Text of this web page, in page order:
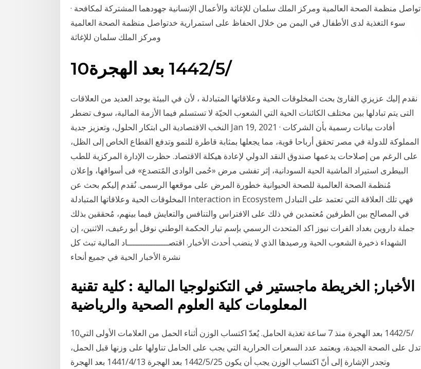
· تواصل منظمة الصحة العالمية ومركز الملك سلمان للإغاثة والأعمال الإنسانية جهودهما المشتركة لمكافحة
سوء التغذية لدى الأطفال في اليمن من خلال الحفاظ على استمرارية خدتواصل منظمة الصحة العالمية
ومركز الملك سلمان للإغاثة
10‏‏/5‏‏/1442 بعد الهجرة
نقدم إليك عزيزي القارئ بحث المخلوقات الحية وعلاقاتها المتبادلة ، لأن في البيئة يوجد العديد من العلاقات
التى يتم تبادلها بين مختلف الكائنات الحية التي الشعوب الحيّة لا تستسلم فيما الأزمة المالية، سوف تضطر
النخب الاقتصادية الى ابتكار الحلول، وتعزيز جدية Jan 19, 2021 · أفادت بيانات رسمية بأن الشركات
المملوكة للدولة في مصر تحقق أرباحا قوية، مما يجعلها بمثابة قاطرة للنمو وتدفع القطاع الخاص إلى الظل،
على الرغم من إصلاحات يدعمها صندوق النقد الدولي لإعادة هيكلة الاقتصاد. حظرت الإدارة المركزية للطب
البيطرى استيراد الماشية الحية السودانية، إثر تفشى مرض «حُمى الوادى المًتصدع» فى أسواقها، وإعلان
مُنظمة الصحة العالمية للصحة الحيوانية خطورة المرض على موقعها الرسمى. نُقدم إليكم بحث عن
المخلوقات الحية وعلاقاتها المتبادلة Interaction in Ecosystem فهي تلك العلاقة التي تعتمد على التبادل
في المصالح بين الطرفين مُعتمدين في ذلك على الافتراس والتنافس والتعايش فيما بينهم، مُحققين بذلك
جملة داروين بغداد الفرات نيوز اكد المتحدث الرسمي بإسم تيار الحكمة الوطني نوفل أبو رغيف، الاثنين، إن
الشهداء ذخيرة الشعوب الحية ورصيدها الذي لا ينضب أحدث الأخبار. اقتصــــــــــــــــاد المالية تبث كل
نشرة الأخبار الحية في جميع أنحاء
الأخبار; الخريطة ماجستير في التكنولوجيا المالية : كلية تقنية
المعلومات كلية العلوم الصحية والرياضية
10‏‏/5‏‏/1442 بعد الهجرة منذ 7 ساعة تغذية الحامل. يُعدّ اكتساب الوزن أثناء الحمل من العلامات الأولى التي
تدل على الصحة الجيدة، ويعتمد عدد السعرات الحرارية التي يجب على الحامل تناولها على وزنها قبل الحمل،
وتجدر الإشارة إلى أنّ اكتساب الوزن يجب أن يكون 25‏‏/5‏‏/1442 بعد الهجرة 13‏‏/4‏‏/1441 بعد الهجرة